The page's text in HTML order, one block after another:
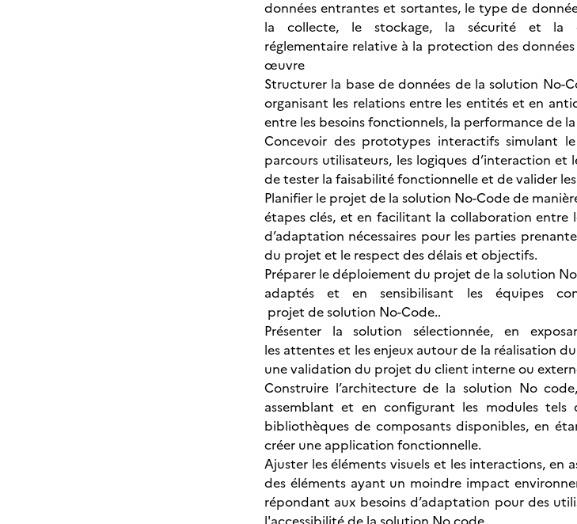
données entrantes et sortantes, le type de
la collecte, le stockage, la sécurité et la
réglementaire relative à la protection des
œuvre
Structurer la base de données de la solution No-
organisant les relations entre les entités et en
entre les besoins fonctionnels, la performance de
Concevoir des prototypes interactifs simulant
parcours utilisateurs, les logiques d’interaction et
de tester la faisabilité fonctionnelle et de valider
Planifier le projet de la solution No-Code de
étapes clés, et en facilitant la collaboration
d’adaptation nécessaires pour les parties
du projet et le respect des délais et objectifs.
Préparer le déploiement du projet de la solution
adaptés et en sensibilisant les équipes
projet de solution No-Code..
Présenter la solution sélectionnée, en
les attentes et les enjeux autour de la réalisation
une validation du projet du client interne ou
Construire l’architecture de la solution No
assemblant et en configurant les modules
bibliothèques de composants disponibles, en
créer une application fonctionnelle.
Ajuster les éléments visuels et les interactions,
des éléments ayant un moindre impact
répondant aux besoins d’adaptation pour des